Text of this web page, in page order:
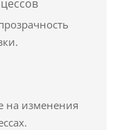
на изменения